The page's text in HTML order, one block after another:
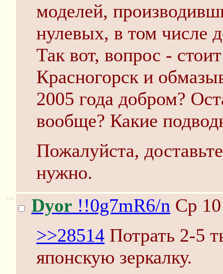
моделей,
нулевых, в том числе
Так вот, вопрос -
Красногорск и
2005 года добром?
вообще? Какие
Пожалуйста,
нужно.
>> Dyor !!0g7mR6/n Ср
>>28514 Потрать 2-5
японскую зеркалку.